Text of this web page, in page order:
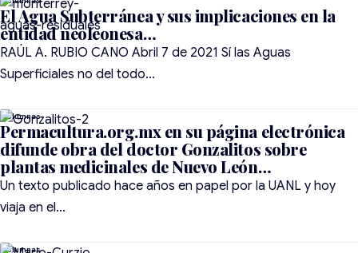
El Agua Subterránea y sus implicaciones en la
entidad neoleonesa…
RAÚL A. RUBIO CANO Abril 7 de 2021 Sí las Aguas
Superficiales no del todo…
Permacultura.org.mx en su página electrónica
difunde obra del doctor Gonzalitos sobre
plantas medicinales de Nuevo León…
Un texto publicado hace años en papel por la UANL y hoy
viaja en el…